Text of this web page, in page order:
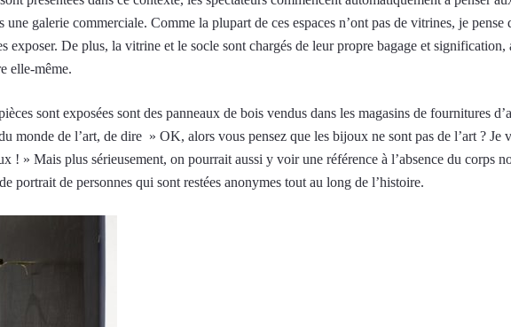
galerie commerciale. Comme la plupart de ces espaces n’ont pas de vitrines, je
exposer. De plus, la vitrine et le socle sont chargés de leur propre bagage et
elle-même.
sont exposées sont des panneaux de bois vendus dans les magasins de fournitures
monde de l’art, de dire » OK, alors vous pensez que les bijoux ne sont pas de l’art ? Je
! » Mais plus sérieusement, on pourrait aussi y voir une référence à l’absence du corps
portrait de personnes qui sont restées anonymes tout au long de l’histoire.